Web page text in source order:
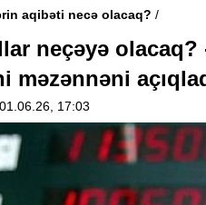
aqibəti necə olacaq?
neçəyə olacaq?
məzənnəni
17:03